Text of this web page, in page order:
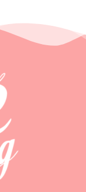
менее
дизайнерам
что
уход за
лучший
и его